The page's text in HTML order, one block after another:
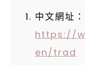
中文網址：
https://
en/trad